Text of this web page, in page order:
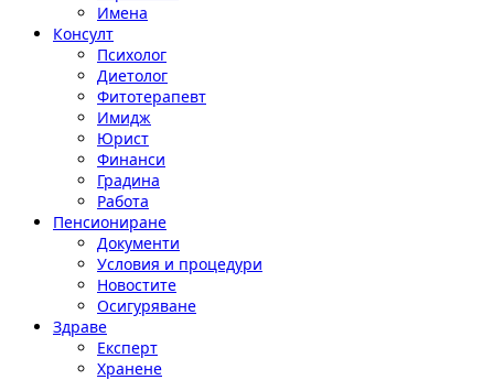
Имена
Консулт
Психолог
Диетолог
Фитотерапевт
Имидж
Юрист
Финанси
Градина
Работа
Пенсиониране
Документи
Условия и процедури
Новостите
Осигуряване
Здраве
Експерт
Хранене